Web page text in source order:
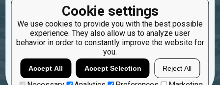
Cookie settings
We use cookies to provide you with the best possible
experience. They also allow us to analyze user
behavior in order to constantly improve the website for
you.
Accept All Accept Selection Reject All
Скажи ты тоже самое на английским - тебе
бы столько народу помогло :)
Но вообще, лучше еще код свой кинуть сюда.
Reply
Copy
Report